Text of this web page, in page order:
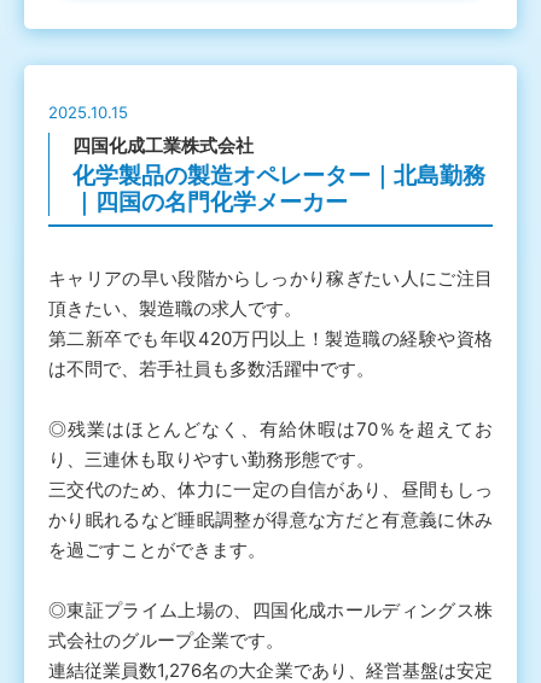
2025.10.15
四国化成工業株式会社
化学製品の製造オペレーター｜北島勤務
｜四国の名門化学メーカー
キャリアの早い段階からしっかり稼ぎたい人にご注目
頂きたい、製造職の求人です。
第二新卒でも年収420万円以上！製造職の経験や資格
は不問で、若手社員も多数活躍中です。
◎残業はほとんどなく、有給休暇は70％を超えてお
り、三連休も取りやすい勤務形態です。
三交代のため、体力に一定の自信があり、昼間もしっ
かり眠れるなど睡眠調整が得意な方だと有意義に休み
を過ごすことができます。
◎東証プライム上場の、四国化成ホールディングス株
式会社のグループ企業です。
連結従業員数1,276名の大企業であり、経営基盤は安定